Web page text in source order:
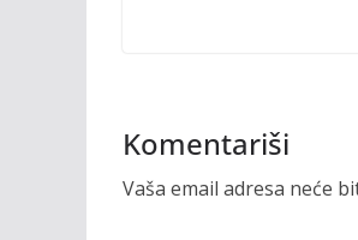
Komentariši
Vaša email adresa neće